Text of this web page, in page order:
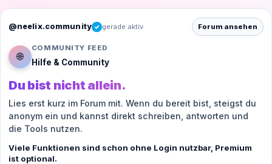
@neelix.community ✓ gerade aktiv Forum ansehen
🌐
COMMUNITY FEED
Hilfe & Community
Du bist nicht allein.
Lies erst kurz im Forum mit. Wenn du bereit bist, steigst du
anonym ein und kannst direkt schreiben, antworten und
die Tools nutzen.
Viele Funktionen sind schon ohne Login nutzbar, Premium
ist optional.